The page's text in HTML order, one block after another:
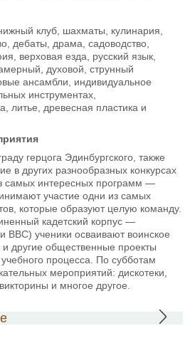
клуб, шахматы, кулинария,
дебаты, драма, садоводство,
верховая езда, русский язык,
духовой, струнный
ансамбли, индивидуальное
инструментах,
литье, древесная пластика и
герцога Эдинбургского, также
в других разнообразных конкурсах
самых интересных программ —
участие одни из самых
которые образуют целую команду.
кадетский корпус —
ВВС) ученики осваивают воинское
другие общественные проекты
процесса. По субботам
мероприятий: дискотеки,
и многое другое.